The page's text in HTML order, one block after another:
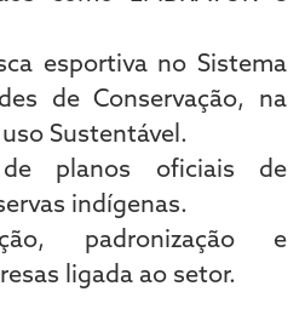
esportiva no Sistema
de Conservação, na
Sustentável.
de planos oficiais de
indígenas.
padronização e
ligada ao setor.